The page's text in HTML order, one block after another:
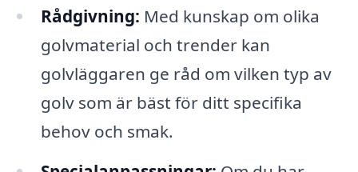
Rådgivning: Med kunskap om olika
golvmaterial och trender kan
golvläggaren ge råd om vilken typ av
golv som är bäst för ditt specifika
behov och smak.